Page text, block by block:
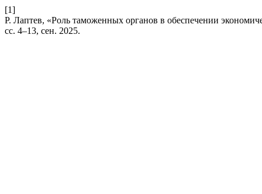
[1]
Р. Лаптев, «Роль таможенных органов в обеспечении
сс. 4–13, сен. 2025.